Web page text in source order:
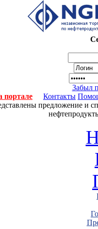
Забыл
портале
Контакты
предложение и